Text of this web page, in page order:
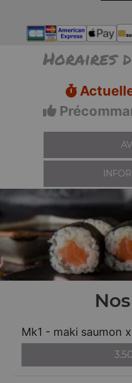
Horaires
Mk1 - maki saumon